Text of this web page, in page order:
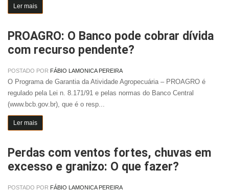
Ler mais
PROAGRO: O Banco pode cobrar dívida
com recurso pendente?
POSTADO POR FÁBIO LAMONICA PEREIRA
O Programa de Garantia da Atividade Agropecuária – PROAGRO é
regulado pela Lei n. 8.171/91 e pelas normas do Banco Central
(www.bcb.gov.br), que é o resp...
Ler mais
Perdas com ventos fortes, chuvas em
excesso e granizo: O que fazer?
POSTADO POR FÁBIO LAMONICA PEREIRA